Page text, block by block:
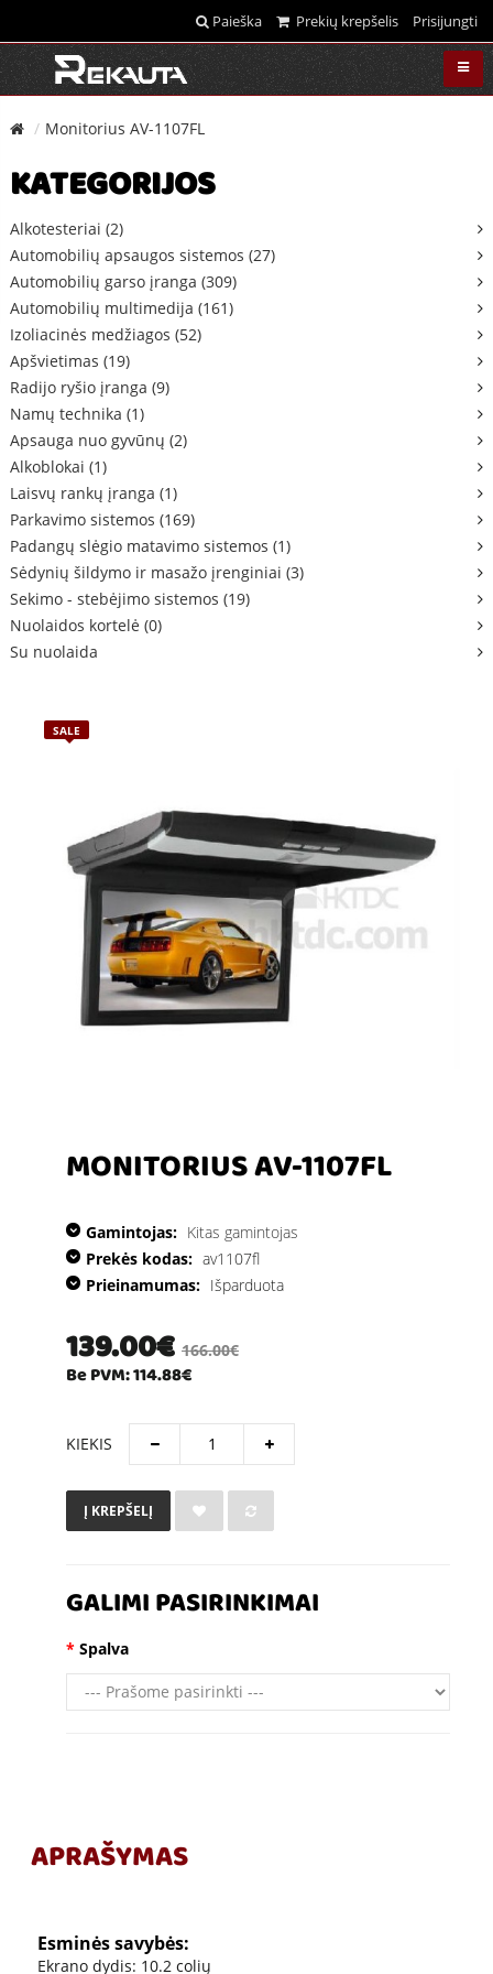
Paieška Prekių krepšelis Prisijungti
Monitorius AV-1107FL
KATEGORIJOS
Alkotesteriai (2)
Automobilių apsaugos sistemos (27)
Automobilių garso įranga (309)
Automobilių multimedija (161)
Izoliacinės medžiagos (52)
Apšvietimas (19)
Radijo ryšio įranga (9)
Namų technika (1)
Apsauga nuo gyvūnų (2)
Alkoblokai (1)
Laisvų rankų įranga (1)
Parkavimo sistemos (169)
Padangų slėgio matavimo sistemos (1)
Sėdynių šildymo ir masažo įrenginiai (3)
Sekimo - stebėjimo sistemos (19)
Nuolaidos kortelė (0)
Su nuolaida
SALE
MONITORIUS AV-1107FL
Gamintojas: Kitas gamintojas
Prekės kodas: av1107fl
Prieinamumas: Išparduota
139.00€ 166.00€
Be PVM: 114.88€
KIEKIS
Į KREPŠELĮ
GALIMI PASIRINKIMAI
Spalva
APRAŠYMAS
Esminės savybės:
Ekrano dydis: 10.2 colių